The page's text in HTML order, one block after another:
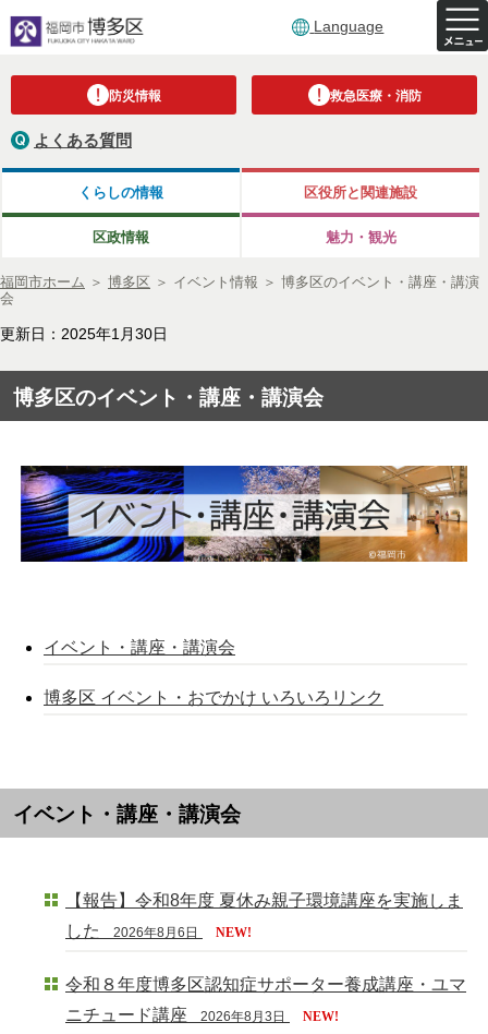
Language
防災情報 救急医療・消防
よくある質問
くらしの情報 区役所と関連施設
区政情報 魅力・観光
福岡市ホーム ＞ 博多区 ＞ イベント情報 ＞ 博多区のイベント・講座・講演
会
更新日：2025年1月30日
博多区のイベント・講座・講演会
イベント・講座・講演会
博多区 イベント・おでかけ いろいろリンク
イベント・講座・講演会
【報告】令和8年度 夏休み親子環境講座を実施しま
した
2026年8月6日 NEW!
令和８年度博多区認知症サポーター養成講座・ユマ
ニチュード講座
2026年8月3日 NEW!